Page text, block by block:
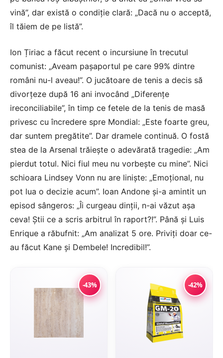
vină”, dar există o condiție clară: „Dacă nu o acceptă,
îl tăiem de pe listă”.
Ion Țiriac a făcut recent o incursiune în trecutul
comunist: „Aveam pașaportul pe care 99% dintre
români nu-l aveau!”. O jucătoare de tenis a decis să
divorțeze după 16 ani invocând „Diferențe
ireconciliabile”, în timp ce fetele de la tenis de masă
privesc cu încredere spre Mondial: „Este foarte greu,
dar suntem pregătite”. Dar dramele continuă. O fostă
stea de la Arsenal trăiește o adevărată tragedie: „Am
pierdut totul. Nici fiul meu nu vorbește cu mine”. Nici
schioara Lindsey Vonn nu are liniște: „Emoțional, nu
pot lua o decizie acum”. Ioan Andone și-a amintit un
episod sângeros: „Îi curgeau dinții, n-ai văzut așa
ceva! Știi ce a scris arbitrul în raport?!”. Până și Luis
Enrique a răbufnit: „Am analizat 5 ore. Priviți doar ce-
au făcut Kane și Dembele! Incredibil!”.
-43% -42%